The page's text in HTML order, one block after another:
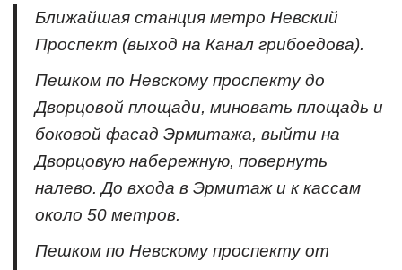
Ближайшая станция метро Невский
Проспект (выход на Канал грибоедова).
Пешком по Невскому проспекту до
Дворцовой площади, миновать площадь и
боковой фасад Эрмитажа, выйти на
Дворцовую набережную, повернуть
налево. До входа в Эрмитаж и к кассам
около 50 метров.
Пешком по Невскому проспекту от